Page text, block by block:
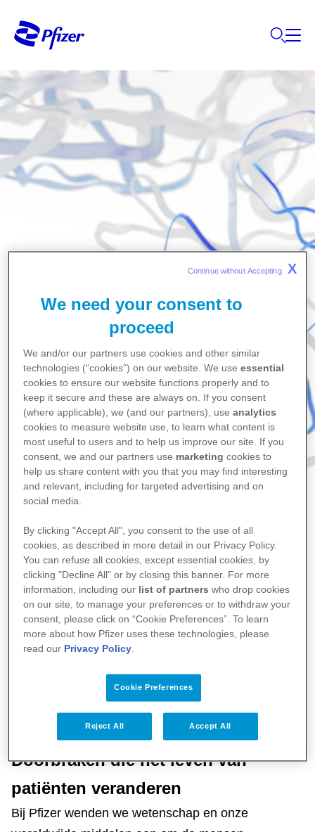
Home
Over ons
Onze missie
Doorbraken die het leven van
patiënten veranderen
Bij Pfizer wenden we wetenschap en onze
We need your consent to
proceed
We and/or our partners use cookies and other similar
technologies (“cookies”) on our website. We useessential
cookies to ensure our website functions properly and to
keep it secure and these are always on. If you consent
(where applicable), we (and our partners), useanalytics
cookies to measure website use, to learn what content is
most useful to users and to help us improve our site. If you
consent, we and our partners use marketing cookies to
help us share content with you that you may find interesting
and relevant, including for targeted advertising and on
social media.
By clicking "Accept All", you consent to the use of all
cookies, as described in more detail in our Privacy Policy.
You can refuse all cookies, except essential cookies, by
clicking "Decline All" or by closing this banner. For more
information, including our list of partners who drop cookies
on our site, to manage your preferences or to withdraw your
consent, please click on “Cookie Preferences”. To learn
more about how Pfizer uses these technologies, please
read our Privacy Policy.
Cookie Preferences
Reject All Accept All
Continue without Accepting X